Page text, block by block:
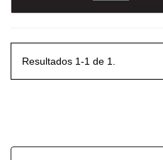
Resultados 1-1 de 1.